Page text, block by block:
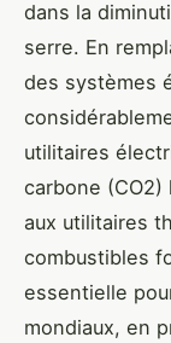
dans la
serre. En
des systèmes
utilitaires
carbone
aux utilitaires
combustibles
essentielle
mondiaux, en